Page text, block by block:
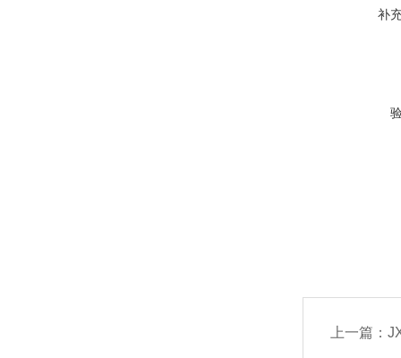
补
上一篇：